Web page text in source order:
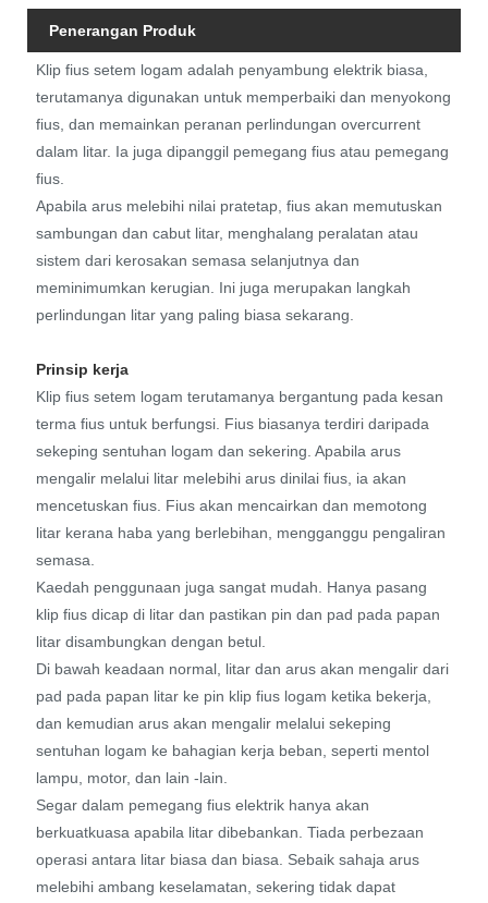
Penerangan Produk
Klip fius setem logam adalah penyambung elektrik biasa,
terutamanya digunakan untuk memperbaiki dan menyokong
fius, dan memainkan peranan perlindungan overcurrent
dalam litar. Ia juga dipanggil pemegang fius atau pemegang
fius.
Apabila arus melebihi nilai pratetap, fius akan memutuskan
sambungan dan cabut litar, menghalang peralatan atau
sistem dari kerosakan semasa selanjutnya dan
meminimumkan kerugian. Ini juga merupakan langkah
perlindungan litar yang paling biasa sekarang.
Prinsip kerja
Klip fius setem logam terutamanya bergantung pada kesan
terma fius untuk berfungsi. Fius biasanya terdiri daripada
sekeping sentuhan logam dan sekering. Apabila arus
mengalir melalui litar melebihi arus dinilai fius, ia akan
mencetuskan fius. Fius akan mencairkan dan memotong
litar kerana haba yang berlebihan, mengganggu pengaliran
semasa.
Kaedah penggunaan juga sangat mudah. Hanya pasang
klip fius dicap di litar dan pastikan pin dan pad pada papan
litar disambungkan dengan betul.
Di bawah keadaan normal, litar dan arus akan mengalir dari
pad pada papan litar ke pin klip fius logam ketika bekerja,
dan kemudian arus akan mengalir melalui sekeping
sentuhan logam ke bahagian kerja beban, seperti mentol
lampu, motor, dan lain -lain.
Segar dalam pemegang fius elektrik hanya akan
berkuatkuasa apabila litar dibebankan. Tiada perbezaan
operasi antara litar biasa dan biasa. Sebaik sahaja arus
melebihi ambang keselamatan, sekering tidak dapat